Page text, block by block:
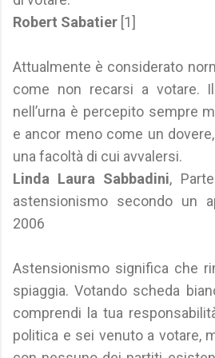
Robert Sabatier [1]
Attualmente è considerato
come non recarsi a votare.
nell’urna è percepito sempre
e ancor meno come un
una facoltà di cui avvalersi.
Linda Laura Sabbadini,
astensionismo secondo un
2006
Astensionismo significa che
spiaggia. Votando scheda
comprendi la tua
politica e sei venuto a votare,